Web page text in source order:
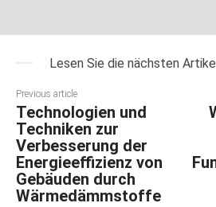
Lesen Sie die nächsten
Previous article
Technologien und
Techniken zur
Verbesserung der
Energieeffizienz von
Gebäuden durch
Wärmedämmstoffe